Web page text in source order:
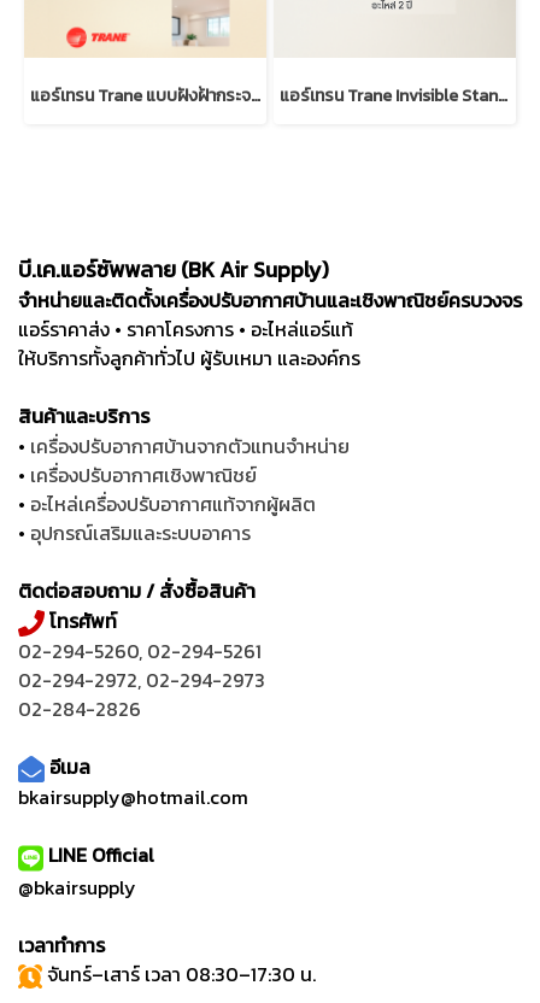
แอร์เทรน Trane แบบฝังฝ้ากระจายลม 1 ทิศทาง มาตรฐาน (R32) แอร์เทรน Trane Invisible Standard (Low/High static R32)
บี.เค.แอร์ซัพพลาย (BK Air Supply)
จำหน่ายและติดตั้งเครื่องปรับอากาศบ้านและเชิงพาณิชย์ครบวงจร
แอร์ราคาส่ง • ราคาโครงการ • อะไหล่แอร์แท้
ให้บริการทั้งลูกค้าทั่วไป ผู้รับเหมา และองค์กร
สินค้าและบริการ
• เครื่องปรับอากาศบ้านจากตัวแทนจำหน่าย
• เครื่องปรับอากาศเชิงพาณิชย์
• อะไหล่เครื่องปรับอากาศแท้จากผู้ผลิต
• อุปกรณ์เสริมและระบบอาคาร
ติดต่อสอบถาม / สั่งซื้อสินค้า
โทรศัพท์
02-294-5260, 02-294-5261
02-294-2972, 02-294-2973
02-284-2826
อีเมล
bkairsupply@hotmail.com
LINE Official
@bkairsupply
เวลาทำการ
จันทร์–เสาร์ เวลา 08:30–17:30 น.